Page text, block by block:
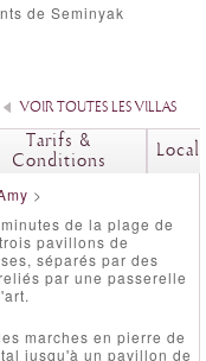
de Seminyak
VOIR TOUTES LES VILLAS
Tarifs &
Conditions
>
de la plage de
pavillons de
séparés par des
par une passerelle
marches en pierre de
jusqu'à un pavillon de